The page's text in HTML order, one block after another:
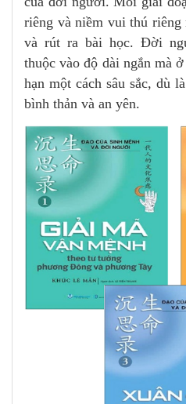
riêng và niềm vui thú riêng
và rút ra bài học. Đời
thuộc vào độ dài ngắn mà
hạn một cách sâu sắc, dù
bình thản và an yên.